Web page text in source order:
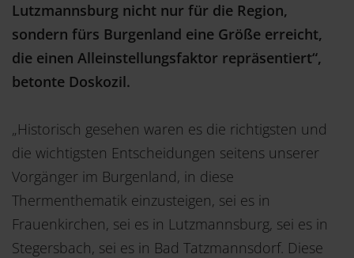
Lutzmannsburg nicht nur für die Region,
sondern fürs Burgenland eine Größe erreicht,
die einen Alleinstellungsfaktor repräsentiert“,
betonte Doskozil.
„Historisch gesehen waren es die richtigsten und
die wichtigsten Entscheidungen seitens unserer
Vorgänger im Burgenland, in diese
Thermenthematik einzusteigen, sei es in
Frauenkirchen, sei es in Lutzmannsburg, sei es in
Stegersbach, sei es in Bad Tatzmannsdorf. Diese